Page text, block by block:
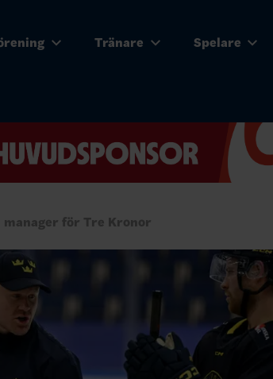
Tränare Spelare
för Tre Kronor